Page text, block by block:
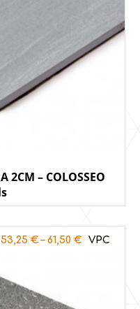
2CM – COLOSSEO
53,25 €– 61,50 €